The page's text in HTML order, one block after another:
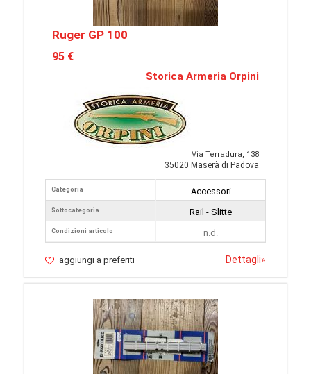
Ruger GP 100
95 €
Storica Armeria Orpini
Via Terradura, 138
35020 Maserà di Padova
Categoria
Sottocategoria
Condizioni articolo
Accessori
Rail - Slitte
n.d.
aggiungi a preferiti Dettagli»